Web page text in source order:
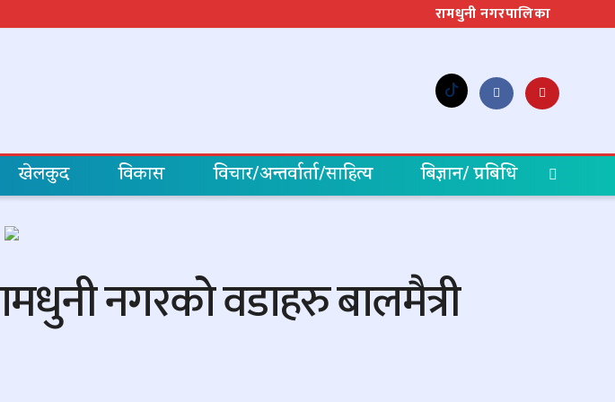
रामधुनी नगरपालिका
खेलकुद विकास विचार/अन्तर्वार्ता/साहित्य बिज्ञान/ प्रबिधि
नगरको वडाहरु बालमैत्री